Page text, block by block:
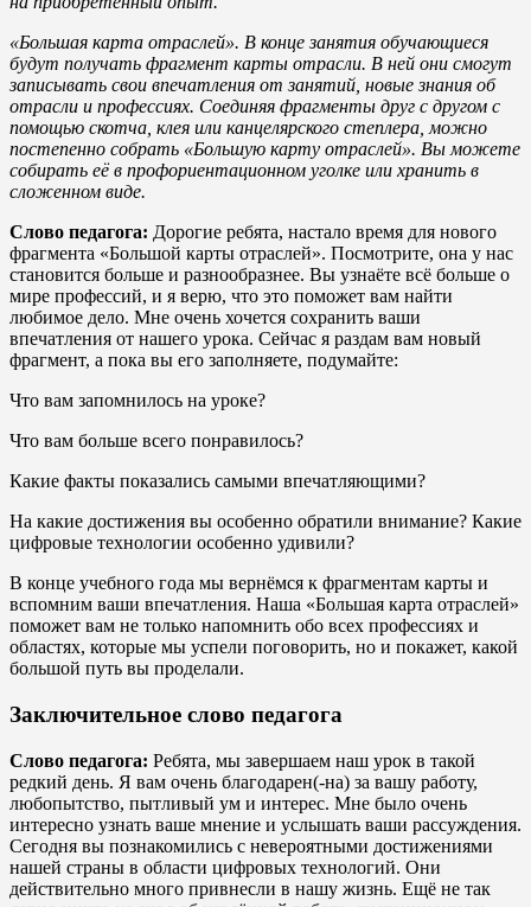
«Большая карта отраслей». В конце занятия обучающиеся
будут получать фрагмент карты отрасли. В ней они смогут
записывать свои впечатления от занятий, новые знания об
отрасли и профессиях. Соединяя фрагменты друг с другом с
помощью скотча, клея или канцелярского степлера, можно
постепенно собрать «Большую карту отраслей». Вы можете
собирать её в профориентационном уголке или хранить в
сложенном виде.
Слово педагога: Дорогие ребята, настало время для нового
фрагмента «Большой карты отраслей». Посмотрите, она у нас
становится больше и разнообразнее. Вы узнаёте всё больше о
мире профессий, и я верю, что это поможет вам найти
любимое дело. Мне очень хочется сохранить ваши
впечатления от нашего урока. Сейчас я раздам вам новый
фрагмент, а пока вы его заполняете, подумайте:
Что вам запомнилось на уроке?
Что вам больше всего понравилось?
Какие факты показались самыми впечатляющими?
На какие достижения вы особенно обратили внимание? Какие
цифровые технологии особенно удивили?
В конце учебного года мы вернёмся к фрагментам карты и
вспомним ваши впечатления. Наша «Большая карта отраслей»
поможет вам не только напомнить обо всех профессиях и
областях, которые мы успели поговорить, но и покажет, какой
большой путь вы проделали.
Заключительное слово педагога
Слово педагога: Ребята, мы завершаем наш урок в такой
редкий день. Я вам очень благодарен(-на) за вашу работу,
любопытство, пытливый ум и интерес. Мне было очень
интересно узнать ваше мнение и услышать ваши рассуждения.
Сегодня вы познакомились с невероятными достижениями
нашей страны в области цифровых технологий. Они
действительно много привнесли в нашу жизнь. Ещё не так